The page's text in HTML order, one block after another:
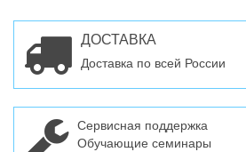
ДОСТАВКА
Доставка по всей России
Сервисная поддержка
Обучающие семинары